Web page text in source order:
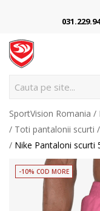
Cau
SportVision Romania
Toti pantalonii scurti
Nike Pantaloni scurti
-10% COD MORE